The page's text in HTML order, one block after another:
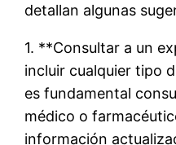
detallan algunas
1. **Consultar a un
incluir cualquier tipo
es fundamental
médico o
información